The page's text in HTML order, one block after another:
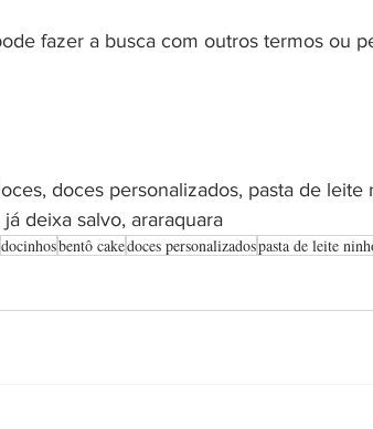
fazer a busca com outros termos ou
doces personalizados, pasta de leite
deixa salvo, araraquara
docinhosbentô cakedoces personalizadospasta de leite